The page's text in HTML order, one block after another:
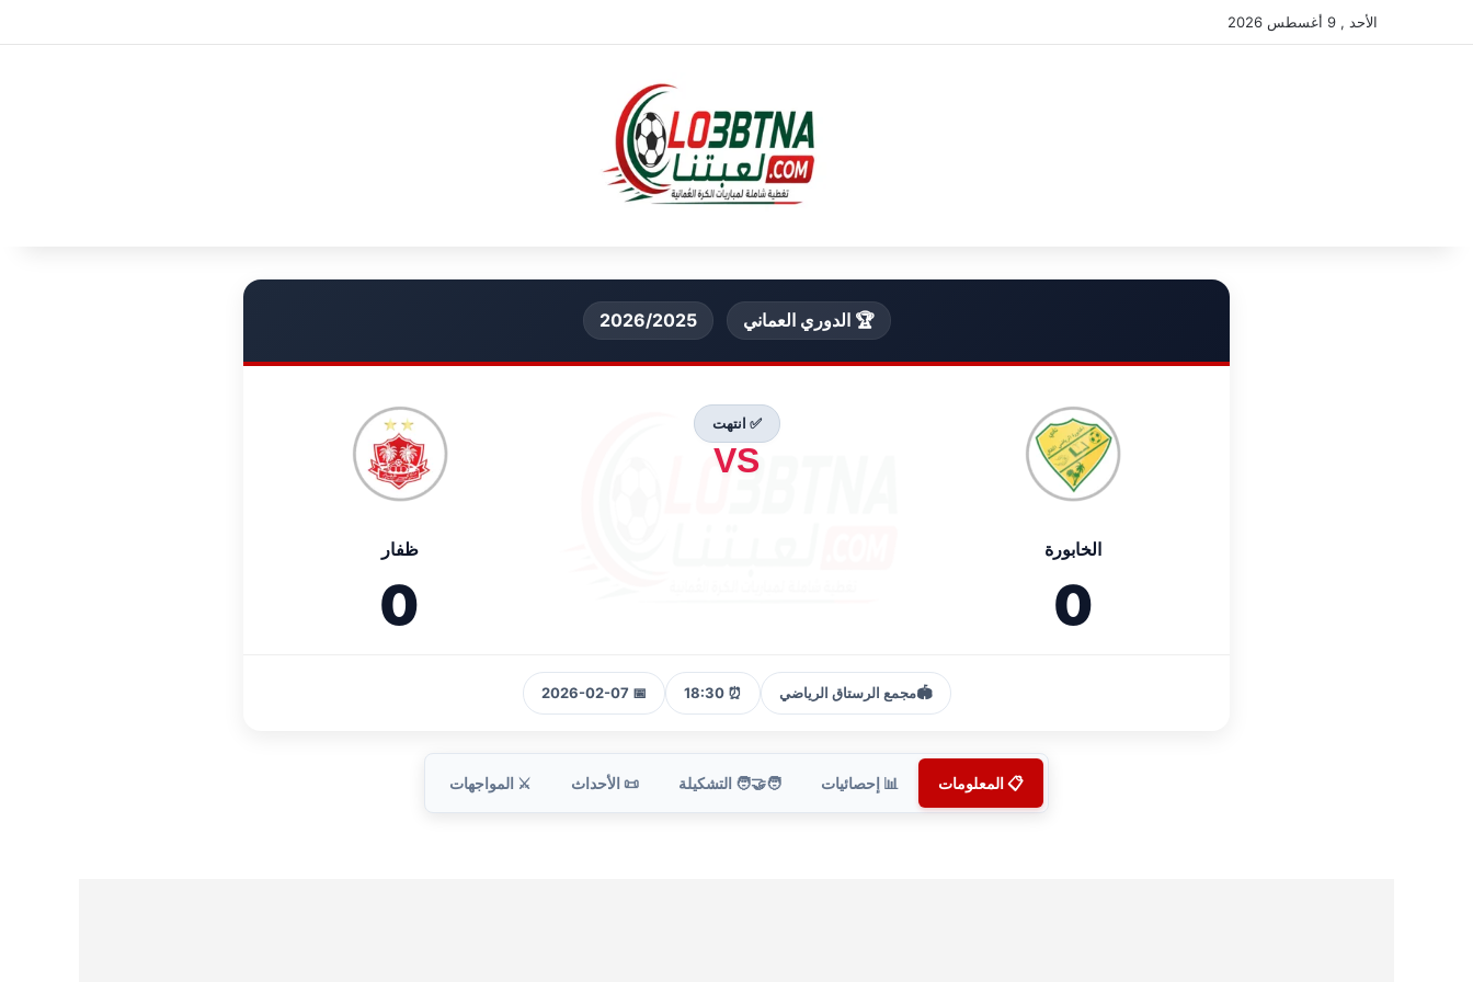
الأحد , 9 أغسطس 2026
🏆 الدوري العماني 2026/2025
الخابورة
0
✅ انتهت
VS
ظفار
0
🏟️مجمع الرستاق الرياضي ⏰ 18:30
📅 2026-02-07
📋 المعلومات 📊 إحصائيات 🧑‍🤝‍🧑 التشكيلة 📜 الأحداث ⚔️ المواجهات